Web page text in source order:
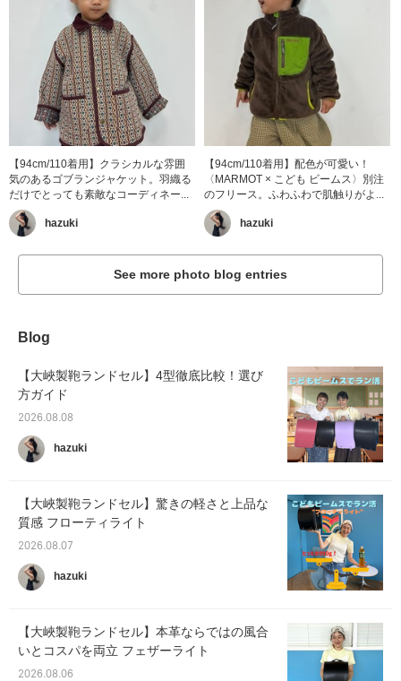
【94cm/110着用】クラシカルな雰囲
気のあるゴブランジャケット。羽織る
だけでとっても素敵なコーディネー...
hazuki
【94cm/110着用】配色が可愛い！
〈MARMOT × こども ビームス〉別注
のフリース。ふわふわで肌触りがよ...
hazuki
See more photo blog entries
Blog
【大峽製鞄ランドセル】4型徹底比較！選び
方ガイド
2026.08.08
hazuki
【大峽製鞄ランドセル】驚きの軽さと上品な
質感 フローティライト
2026.08.07
hazuki
【大峽製鞄ランドセル】本革ならではの風合
いとコスパを両立 フェザーライト
2026.08.06